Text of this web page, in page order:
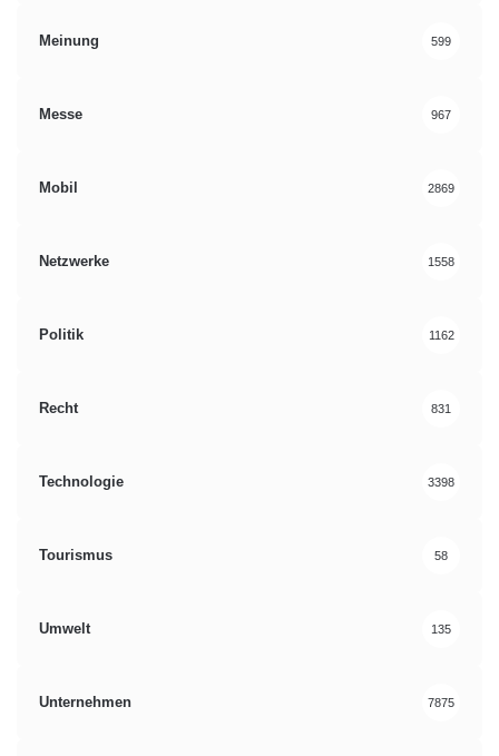
Meinung 599
Messe 967
Mobil 2869
Netzwerke 1558
Politik 1162
Recht 831
Technologie 3398
Tourismus 58
Umwelt 135
Unternehmen 7875